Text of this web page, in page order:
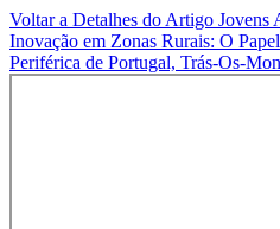
Voltar a Detalhes do Artigo Jovens
Inovação em Zonas Rurais: O
Periférica de Portugal, Trás-Os-